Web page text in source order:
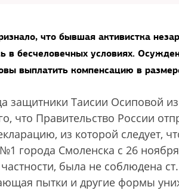
что бывшая активистка
в бесчеловечных условиях.
выплатить компенсацию в
защитники Таисии Осиповой
что Правительство России
из которой следует,
города Смоленска с 26 ноября
была не соблюдена
пытки и другие формы